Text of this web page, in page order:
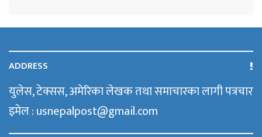
ADDRESS
युलेस, टेक्सस, अमेरिका लेखक तथा समाचारका लागी पत्रचार
इमेल : usnepalpost@gmail.com